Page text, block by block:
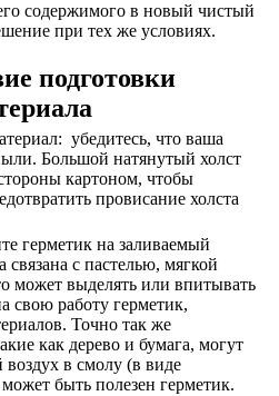
содержимого в новый чистый
при тех же условиях.
подготовки
убедитесь, что ваша
Большой натянутый холст
картоном, чтобы
провисание холста
герметик на заливаемый
связана с пастелью, мягкой
может выделять или впитывать
свою работу герметик,
Точно так же
как дерево и бумага, могут
в смолу (в виде
быть полезен герметик.